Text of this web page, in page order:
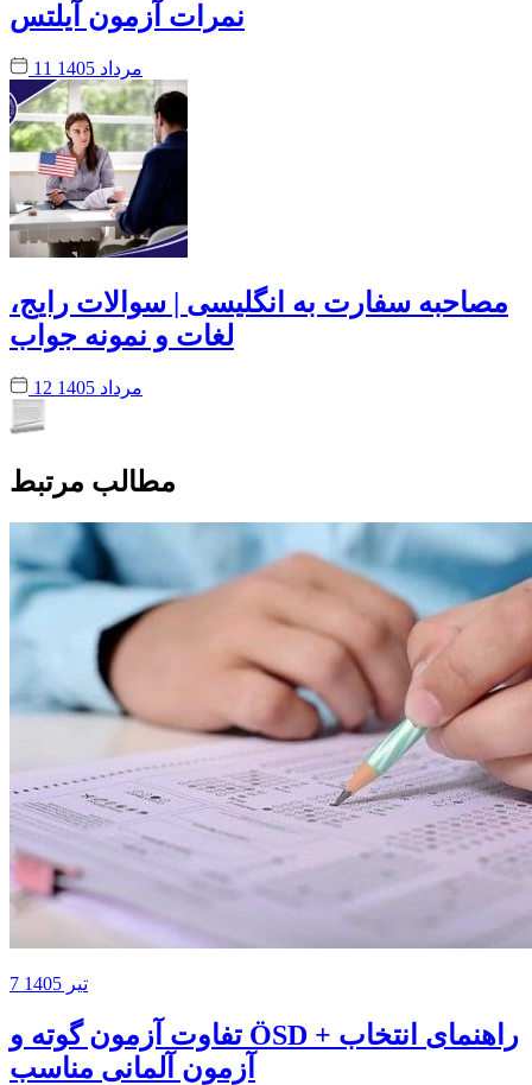
نمرات آزمون آیلتس
11 مرداد 1405
مصاحبه سفارت به انگلیسی | سوالات رایج،
لغات و نمونه جواب
12 مرداد 1405
مطالب مرتبط
7 تیر 1405
تفاوت آزمون گوته و ÖSD + راهنمای انتخاب
آزمون آلمانی مناسب